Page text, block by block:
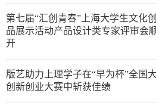
第七届“汇创青春”上海大学生文化
品展示活动产品设计类专家评审会
开
版艺助力上理学子在“早为杯”全国
创新创业大赛中斩获佳绩